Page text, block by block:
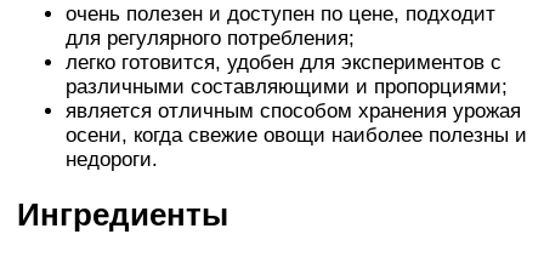
очень полезен и доступен по цене, подходит
для регулярного потребления;
легко готовится, удобен для экспериментов с
различными составляющими и пропорциями;
является отличным способом хранения урожая
осени, когда свежие овощи наиболее полезны и
недороги.
Ингредиенты